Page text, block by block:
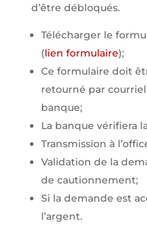
d’être débloqués.
Télécharger le
(lien formulaire);
Ce formulaire doit
retourné par
banque;
La banque vérifiera
Transmission à
Validation de la
de cautionnement;
Si la demande est
l’argent.